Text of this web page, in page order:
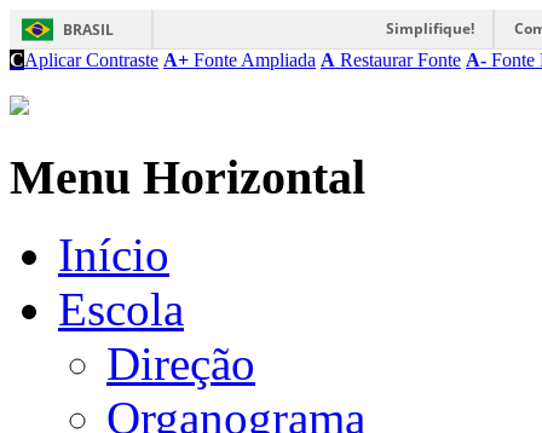
BRASIL Simplifique!
CAplicar Contraste A+ Fonte Ampliada A Restaurar Fonte A- Fonte
Menu Horizontal
Início
Escola
Direção
Organograma